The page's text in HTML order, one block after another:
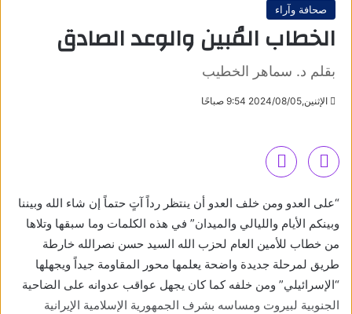
صحافة وآراء
الخطاب المُبين والوعد الصادق
بقلم د. سماهر الخطيب
الإثنين,2024/08/05 9:54 صباحًا
“على العدو ومن خلف العدو أن ينتظر رداً آتٍ حتماً إن شاء الله وبيننا
وبينكم الأيام والليالي والميدان” في هذه الكلمات وما سبقها وتلاها
من خطاب للأمين العام لحزب الله السيد حسن نصرالله خارطة
طريق لمرحلة جديدة واضحة يعلمها محور المقاومة جيداً ويجهلها
“الإسرائيلي” ومن خلفه كما كان يجهل عواقب عدوانه على الضاحية
الجنوبية لبيروت ومساسه بشرف الجمهورية الإسلامية الإيرانية